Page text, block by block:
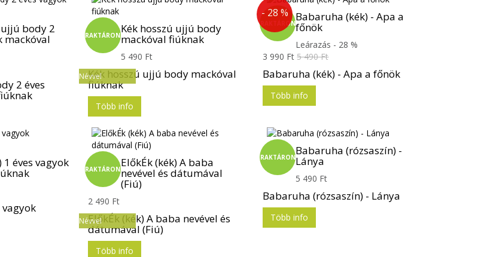
body 2
mackóval
2 éves
Névvel
RAKTÁRONKék hosszú ujjú body
mackóval fiúknak
5 490 Ft
Kék hosszú ujjú body mackóval
fiúknak
Több info
RAKTÁRON
- 28 % Babaruha (kék) - Apa a
főnök
Leárazás - 28 %
3 990 Ft5 490 Ft
Babaruha (kék) - Apa a főnök
Több info
1 éves vagyok
vagyok
Névvel
RAKTÁRONElőkÉk (kék) A baba
nevével és dátumával
(Fiú)
2 490 Ft
ElőkÉk (kék) A baba nevével és
dátumával (Fiú)
Több info
RAKTÁRONBabaruha (rózsaszín) -
Lánya
5 490 Ft
Babaruha (rózsaszín) - Lánya
Több info